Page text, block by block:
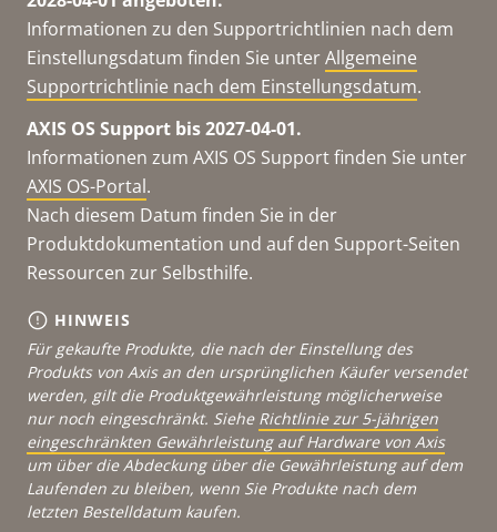
Informationen zu den Supportrichtlinien nach dem
Einstellungsdatum finden Sie unterAllgemeine
Supportrichtlinie nach dem Einstellungsdatum.
AXIS OS Support bis 2027-04-01.
Informationen zum AXIS OS Support finden Sie unter
AXIS OS-Portal.
Nach diesem Datum finden Sie in der
Produktdokumentation und auf den Support-Seiten
Ressourcen zur Selbsthilfe.
HINWEIS
Für gekaufte Produkte, die nach der Einstellung des
Produkts von Axis an den ursprünglichen Käufer versendet
werden, gilt die Produktgewährleistung möglicherweise
nur noch eingeschränkt. Siehe Richtlinie zur 5-jährigen
eingeschränkten Gewährleistung auf Hardware von Axis
um über die Abdeckung über die Gewährleistung auf dem
Laufenden zu bleiben, wenn Sie Produkte nach dem
letzten Bestelldatum kaufen.